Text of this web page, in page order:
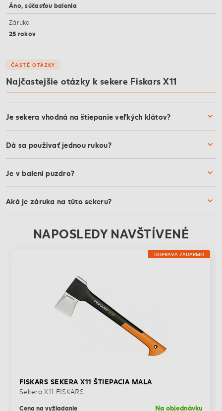
Áno, súčasťou balenia
Záruka
25 rokov
ČASTÉ OTÁZKY
Najčastejšie otázky k sekere Fiskars X11
Je sekera vhodná na štiepanie veľkých klátov?
Dá sa používať jednou rukou?
Je v balení puzdro?
Aká je záruka na túto sekeru?
NAPOSLEDY NAVŠTÍVENÉ
DOPRAVA ZADARMO
FISKARS SEKERA X11 ŠTIEPACIA MALA
Sekera X11 FISKARS
Cena na vyžiadanie Na objednávku